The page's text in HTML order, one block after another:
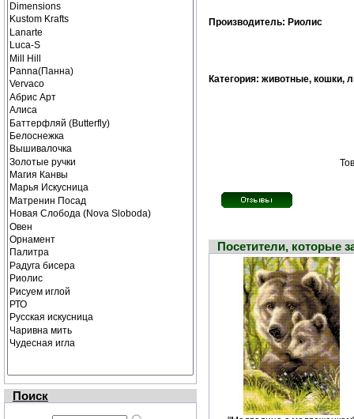
Поиск
Производитель: Риолис
Категория: животные, кошки,
Посетители, которые